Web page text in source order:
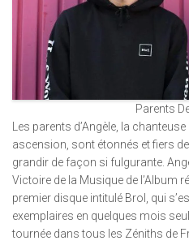
Parents
Les parents d’Angèle, la
ascension, sont étonnés et fiers
grandir de façon si fulgurante.
Victoire de la Musique de l’Album
premier disque intitulé Brol, qui
exemplaires en quelques mois
tournée dans tous les Zéniths de